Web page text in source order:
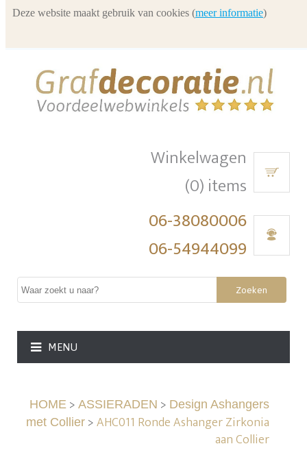
Winkelwagen
(0) items
06-38080006
06-54944099
Zoeken
MENU
HOME> ASSIERADEN > Design Ashangers
met Collier>AHC011 Ronde Ashanger Zirkonia
aan Collier
Deze website maakt gebruik van cookies (meer informatie)